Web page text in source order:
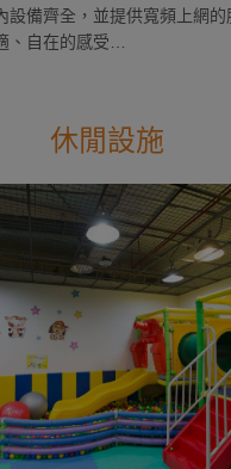
設備齊全，並提供寬頻上網
、自在的感受…
休閒設施